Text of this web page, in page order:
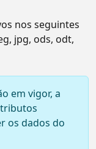
nos seguintes
jpg, ods, odt,
em vigor, a
os dados do